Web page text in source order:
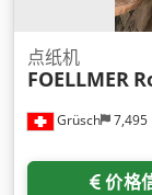
Grüsch 7,495
点纸机
FOELLMER
价格